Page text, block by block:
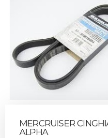
MERCRUISER
ALPHA